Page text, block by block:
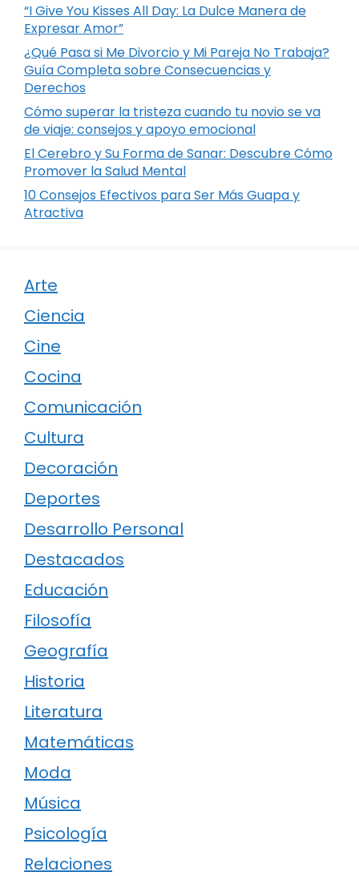
“I Give You Kisses All Day: La Dulce Manera de
Expresar Amor”
¿Qué Pasa si Me Divorcio y Mi Pareja No Trabaja?
Guía Completa sobre Consecuencias y
Derechos
Cómo superar la tristeza cuando tu novio se va
de viaje: consejos y apoyo emocional
El Cerebro y Su Forma de Sanar: Descubre Cómo
Promover la Salud Mental
10 Consejos Efectivos para Ser Más Guapa y
Atractiva
Arte
Ciencia
Cine
Cocina
Comunicación
Cultura
Decoración
Deportes
Desarrollo Personal
Destacados
Educación
Filosofía
Geografía
Historia
Literatura
Matemáticas
Moda
Música
Psicología
Relaciones